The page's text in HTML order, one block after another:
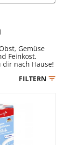
Gemüse
Feinkost.
nach Hause!
FILTERN